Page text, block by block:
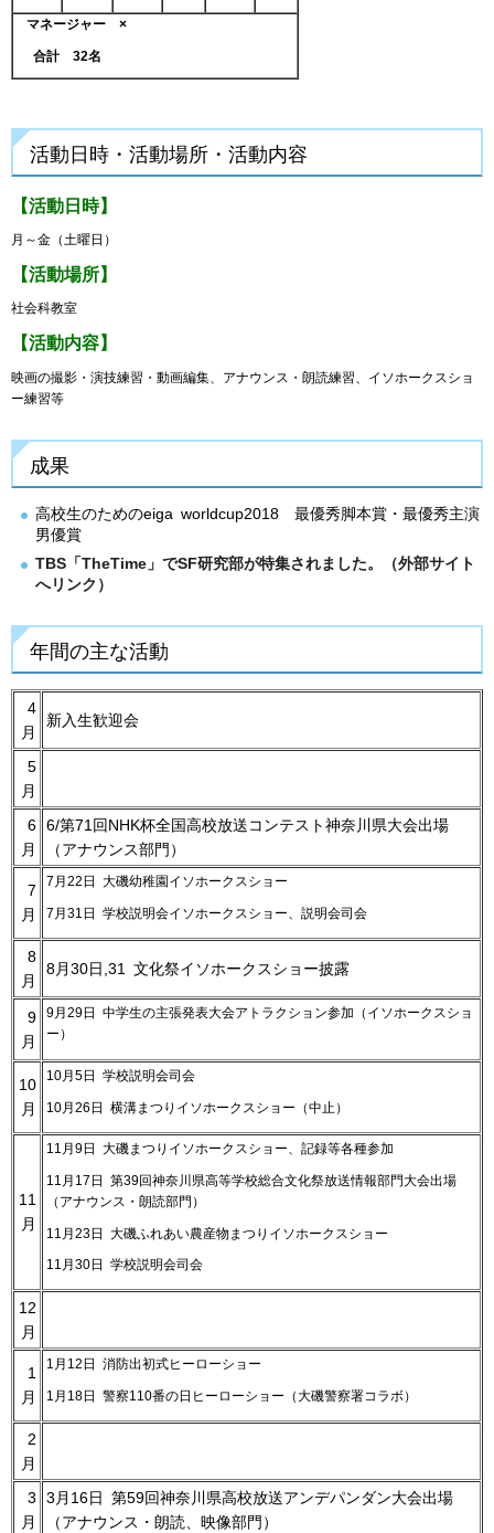
マネージャー ×
合計 32名
活動日時・活動場所・活動内容
【活動日時】
月～金（土曜日）
【活動場所】
社会科教室
【活動内容】
映画の撮影・演技練習・動画編集、アナウンス・朗読練習、イソホークスショ
ー練習等
成果
高校生のためのeiga worldcup2018 最優秀脚本賞・最優秀主演
男優賞
TBS「TheTime」でSF研究部が特集されました。（外部サイト
へリンク）
年間の主な活動
4
月
新入生歓迎会
5
月
6
月
6/第71回NHK杯全国高校放送コンテスト神奈川県大会出場
（アナウンス部門）
7
月
7月22日 大磯幼稚園イソホークスショー
7月31日 学校説明会イソホークスショー、説明会司会
8
月
8月30日,31 文化祭イソホークスショー披露
9
月
9月29日 中学生の主張発表大会アトラクション参加（イソホークスショ
ー）
10
月
10月5日 学校説明会司会
10月26日 横溝まつりイソホークスショー（中止）
11
月
11月9日 大磯まつりイソホークスショー、記録等各種参加
11月17日 第39回神奈川県高等学校総合文化祭放送情報部門大会出場
（アナウンス・朗読部門）
11月23日 大磯ふれあい農産物まつりイソホークスショー
11月30日 学校説明会司会
12
月
1
月
1月12日 消防出初式ヒーローショー
1月18日 警察110番の日ヒーローショー（大磯警察署コラボ）
2
月
3
月
3月16日 第59回神奈川県高校放送アンデパンダン大会出場
（アナウンス・朗読、映像部門）